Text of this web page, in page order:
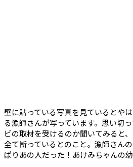
壁に貼っている写真を見ているとや
る漁師さんが写っています。思い切
ビの取材を受けるのか聞いてみると
全て断っているとのこと。漁師さん
ぱりあの人だった！あけみちゃんの幼